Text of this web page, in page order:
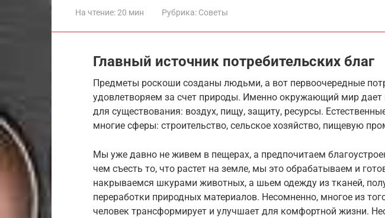
На чтение:20 мин Рубрика: Советы
Главный источник потребительских благ
Предметы роскоши созданы людьми, а вот первоочередные
удовлетворяем за счет природы. Именно окружающий мир дает
для существования: воздух, пищу, защиту, ресурсы.
многие сферы: строительство, сельское хозяйство, пищевую
Мы уже давно не живем в пещерах, а предпочитаем
чем съесть то, что растет на земле, мы это обрабатываем и
накрываемся шкурами животных, а шьем одежду из тканей,
переработки природных материалов. Несомненно, многое из
человек трансформирует и улучшает для комфортной жизни.